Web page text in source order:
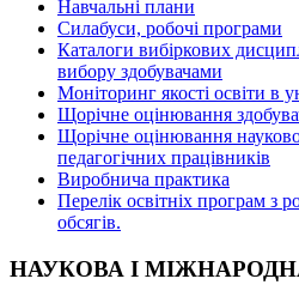
Навчальні плани
Силабуси, робочі програми
Каталоги вибіркових
вибору здобувачами
Моніторинг якості освіти в
Щорічне оцінювання
Щорічне оцінювання
педагогічних працівників
Виробнича практика
Перелік освітніх програм з
oбсягів.
НАУКОВА І